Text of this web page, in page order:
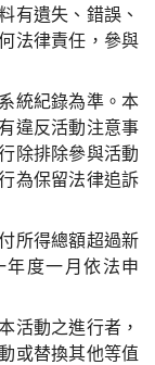
有遺失、錯誤、
法律責任，參與
統紀錄為準。本
違反活動注意事
除排除參與活動
為保留法律追訴
所得總額超過新
年度一月依法申
活動之進行者，
或替換其他等值